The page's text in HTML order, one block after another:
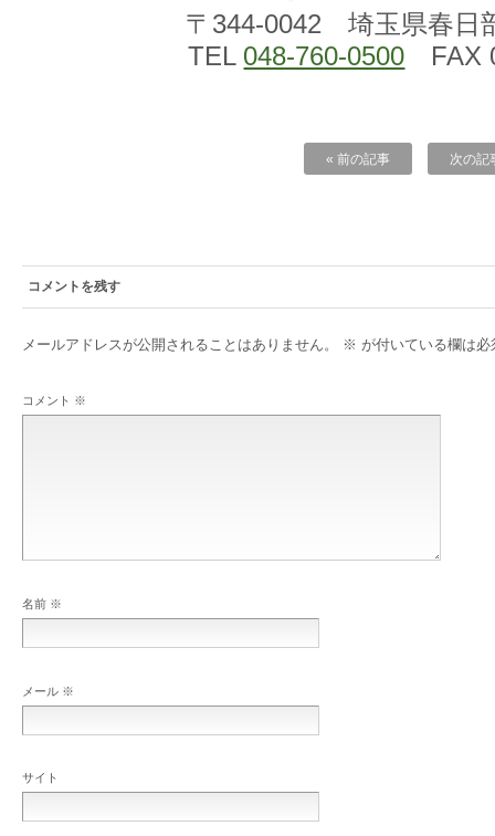
〒344-0042 埼玉県春日
TEL 048-760-0500 FAX
« 前の記事 次の記
コメントを残す
メールアドレスが公開されることはありません。 ※ が付いている欄は必
コメント ※
名前 ※
メール ※
サイト